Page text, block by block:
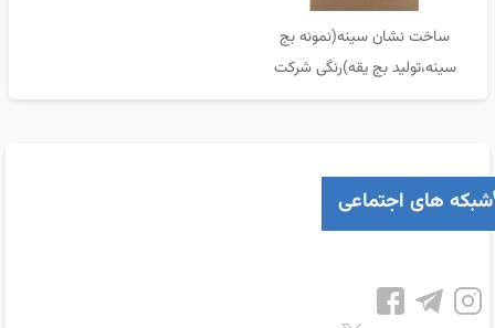
ساخت نشان سینه(نمونه بج
سینه،تولید بج یقه)رنگی شرکت
ایران اروپا در تهران
شبکه های اجتماعی